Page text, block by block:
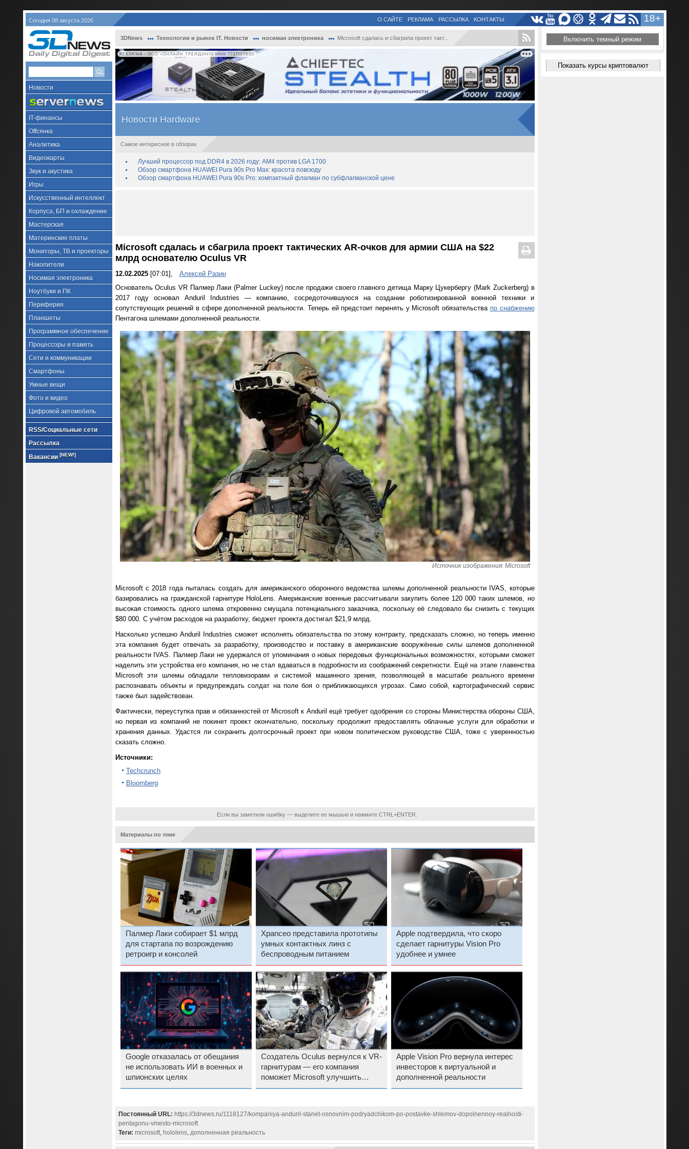
Сегодня 08 августа 2026 18+
О САЙТЕ РЕКЛАМА РАССЫЛКА КОНТАКТЫ
Новости
IT-финансы
Offсянка
Аналитика
Видеокарты
Звук и акустика
Игры
Искусственный интеллект
Корпуса, БП и охлаждение
Мастерская
Материнские платы
Мониторы, ТВ и проекторы
Накопители
Носимая электроника
Ноутбуки и ПК
Периферия
Планшеты
Программное обеспечение
Процессоры и память
Сети и коммуникации
Смартфоны
Умные вещи
Фото и видео
Цифровой автомобиль
RSS/Социальные сети
Рассылка
Вакансии [NEW!]
3DNews Технологии и рынок IT. Новости носимая электроника Microsoft сдалась и сбагрила проект такт...
РЕКЛАМА • ООО «ОНЛАЙН ТРЕЙДИНГ» ИНН 7727137650
Новости Hardware
Самое интересное в обзорах
Лучший процессор под DDR4 в 2026 году: AM4 против LGA 1700
Обзор смартфона HUAWEI Pura 90s Pro Max: красота повсюду
Обзор смартфона HUAWEI Pura 90s Pro: компактный флагман по субфлагманской цене
Microsoft сдалась и сбагрила проект тактических AR-очков для армии США на $22
млрд основателю Oculus VR
12.02.2025[07:01],
Алексей Разин
Основатель Oculus VR Палмер Лаки (Palmer Luckey) после продажи своего главного детища Марку Цукербергу (Mark Zuckerberg) в
2017 году основал Anduril Industries — компанию, сосредоточившуюся на создании роботизированной военной техники и
сопутствующих решений в сфере дополненной реальности. Теперь ей предстоит перенять у Microsoft обязательства по снабжению
Пентагона шлемами дополненной реальности.
Источник изображения: Microsoft
Microsoft с 2018 года пыталась создать для американского оборонного ведомства шлемы дополненной реальности IVAS, которые
базировались на гражданской гарнитуре HoloLens. Американские военные рассчитывали закупить более 120 000 таких шлемов, но
высокая стоимость одного шлема откровенно смущала потенциального заказчика, поскольку её следовало бы снизить с текущих
$80 000. С учётом расходов на разработку, бюджет проекта достигал $21,9 млрд.
Насколько успешно Anduril Industries сможет исполнять обязательства по этому контракту, предсказать сложно, но теперь именно
эта компания будет отвечать за разработку, производство и поставку в американские вооружённые силы шлемов дополненной
реальности IVAS. Палмер Лаки не удержался от упоминания о новых передовых функциональных возможностях, которыми сможет
наделить эти устройства его компания, но не стал вдаваться в подробности из соображений секретности. Ещё на этапе главенства
Microsoft эти шлемы обладали тепловизорами и системой машинного зрения, позволяющей в масштабе реального времени
распознавать объекты и предупреждать солдат на поле боя о приближающихся угрозах. Само собой, картографический сервис
также был задействован.
Фактически, переуступка прав и обязанностей от Microsoft к Anduril ещё требует одобрения со стороны Министерства обороны США,
но первая из компаний не покинет проект окончательно, поскольку продолжит предоставлять облачные услуги для обработки и
хранения данных. Удастся ли сохранить долгосрочный проект при новом политическом руководстве США, тоже с уверенностью
сказать сложно.
Источники:
Techcrunch
Bloomberg
Если вы заметили ошибку — выделите ее мышью и нажмите CTRL+ENTER.
Материалы по теме
Палмер Лаки собирает $1 млрд
для стартапа по возрождению
ретроигр и консолей
Xpanceo представила прототипы
умных контактных линз с
беспроводным питанием
Apple подтвердила, что скоро
сделает гарнитуры Vision Pro
удобнее и умнее
Google отказалась от обещания
не использовать ИИ в военных и
шпионских целях
Создатель Oculus вернулся к VR-
гарнитурам — его компания
поможет Microsoft улучшить
HoloLens для солдат США
Apple Vision Pro вернула интерес
инвесторов к виртуальной и
дополненной реальности
Постоянный URL: https://3dnews.ru/1118127/kompaniya-anduril-stanet-osnovnim-podryadchikom-po-postavke-shlemov-dopolnennoy-realnosti-
pentagonu-vmesto-microsoft
Теги: microsoft, hololens, дополненная реальность
Включить темный режим
Показать курсы криптовалют